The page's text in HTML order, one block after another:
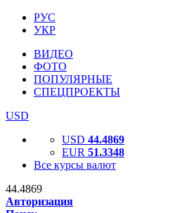
РУС
УКР
ВИДЕО
ФОТО
ПОПУЛЯРНЫЕ
СПЕЦПРОЕКТЫ
USD
USD 44.4869
EUR 51.3348
Все курсы валют
44.4869
Авторизация